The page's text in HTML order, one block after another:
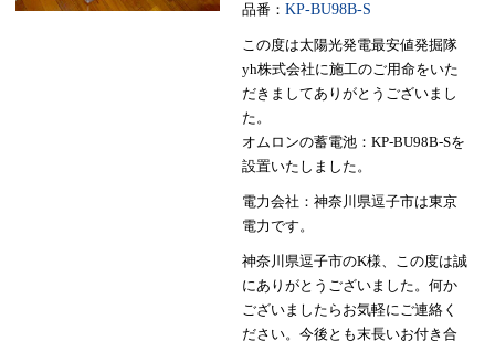
品番： KP-BU98B-S
この度は太陽光発電最安値発掘隊
yh株式会社に施工のご用命をいた
だきましてありがとうございまし
た。
オムロンの蓄電池：KP-BU98B-Sを
設置いたしました。
電力会社：神奈川県逗子市は東京
電力です。
神奈川県逗子市のK様、この度は誠
にありがとうございました。何か
ございましたらお気軽にご連絡く
ださい。今後とも末長いお付き合